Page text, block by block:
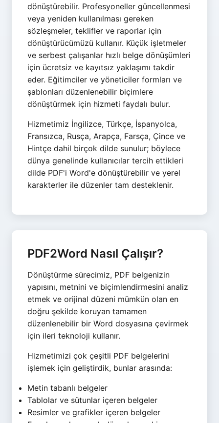
dönüştürebilir. Profesyoneller güncellenmesi
veya yeniden kullanılması gereken
sözleşmeler, teklifler ve raporlar için
dönüştürücümüzü kullanır. Küçük işletmeler
ve serbest çalışanlar hızlı belge dönüşümleri
için ücretsiz ve kayıtsız yaklaşımı takdir
eder. Eğitimciler ve yöneticiler formları ve
şablonları düzenlenebilir biçimlere
dönüştürmek için hizmeti faydalı bulur.
Hizmetimiz İngilizce, Türkçe, İspanyolca,
Fransızca, Rusça, Arapça, Farsça, Çince ve
Hintçe dahil birçok dilde sunulur; böylece
dünya genelinde kullanıcılar tercih ettikleri
dilde PDF'i Word'e dönüştürebilir ve yerel
karakterler ile düzenler tam desteklenir.
PDF2Word Nasıl Çalışır?
Dönüştürme sürecimiz, PDF belgenizin
yapısını, metnini ve biçimlendirmesini analiz
etmek ve orijinal düzeni mümkün olan en
doğru şekilde koruyan tamamen
düzenlenebilir bir Word dosyasına çevirmek
için ileri teknoloji kullanır.
Hizmetimizi çok çeşitli PDF belgelerini
işlemek için geliştirdik, bunlar arasında:
Metin tabanlı belgeler
Tablolar ve sütunlar içeren belgeler
Resimler ve grafikler içeren belgeler